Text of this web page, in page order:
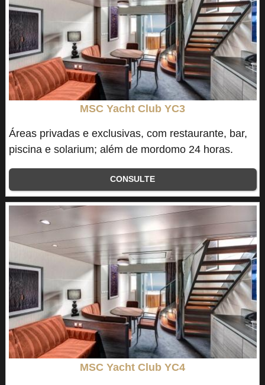
MSC Yacht Club YC3
Áreas privadas e exclusivas, com restaurante, bar,
piscina e solarium; além de mordomo 24 horas.
CONSULTE
MSC Yacht Club YC4